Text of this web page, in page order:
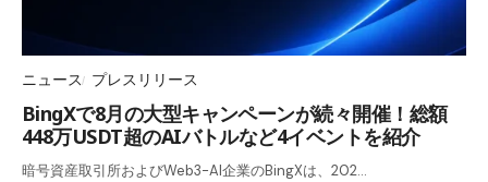
ニュース プレスリリース
BingXで8月の大型キャンペーンが続々開催！総額
448万USDT超のAIバトルなど4イベントを紹介
暗号資産取引所およびWeb3-AI企業のBingXは、202…